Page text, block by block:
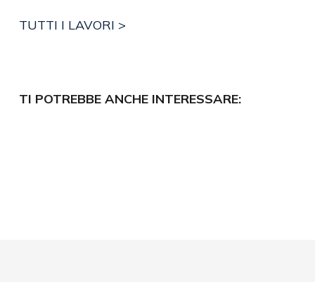
TUTTI I LAVORI >
TI POTREBBE ANCHE INTERESSARE: